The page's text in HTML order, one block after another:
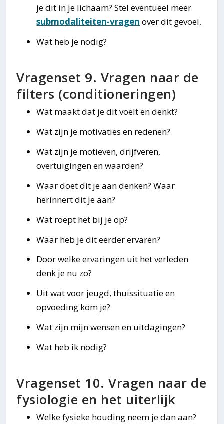
je dit in je lichaam? Stel eventueel meer
submodaliteiten-vragen over dit gevoel.
Wat heb je nodig?
Vragenset 9. Vragen naar de
filters (conditioneringen)
Wat maakt dat je dit voelt en denkt?
Wat zijn je motivaties en redenen?
Wat zijn je motieven, drijfveren,
overtuigingen en waarden?
Waar doet dit je aan denken? Waar
herinnert dit je aan?
Wat roept het bij je op?
Waar heb je dit eerder ervaren?
Door welke ervaringen uit het verleden
denk je nu zo?
Uit wat voor jeugd, thuissituatie en
opvoeding kom je?
Wat zijn mijn wensen en uitdagingen?
Wat heb ik nodig?
Vragenset 10. Vragen naar de
fysiologie en het uiterlijk
Welke fysieke houding neem je dan aan?